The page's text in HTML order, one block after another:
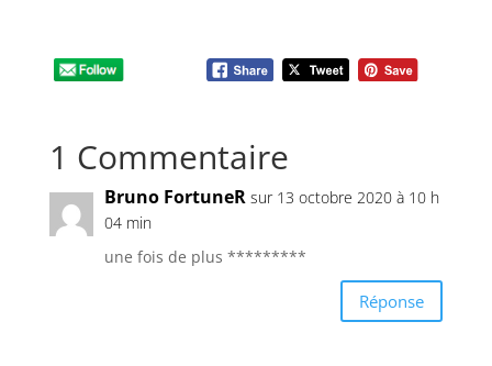
1 Commentaire
Bruno FortuneR sur 13 octobre 2020 à 10 h
04 min
une fois de plus *********
Réponse